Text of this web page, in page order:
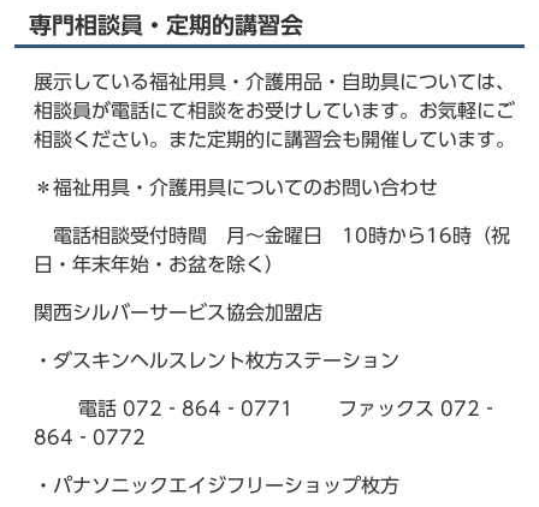
専門相談員・定期的講習会
展示している福祉用具・介護用品・自助具については、
相談員が電話にて相談をお受けしています。お気軽にご
相談ください。また定期的に講習会も開催しています。
＊福祉用具・介護用具についてのお問い合わせ
電話相談受付時間 月～金曜日 10時から16時（祝
日・年末年始・お盆を除く）
関西シルバーサービス協会加盟店
・ダスキンヘルスレント枚方ステーション
電話 072‐864‐0771 ファックス 072‐
864‐0772
・パナソニックエイジフリーショップ枚方